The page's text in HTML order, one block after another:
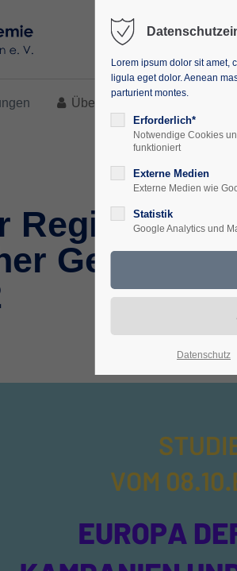
Über uns
Regionen -
Lorem ipsum dolor sit amet,
ligula eget dolor. Aenean
parturient montes.
Erforderlich*
Notwendige Cookies
funktioniert
Externe Medien
Externe Medien wie
Statistik
Google Analytics und
Datenschutz